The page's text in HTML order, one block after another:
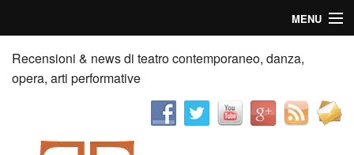
MENU
Home
Recensioni
Recensioni & news di teatro contemporaneo, danza,
opera, arti performative